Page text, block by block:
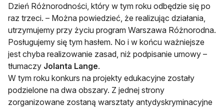
Dzień Różnorodności, który w tym roku odbędzie się po
raz trzeci. – Można powiedzieć, że realizując działania,
utrzymujemy przy życiu program Warszawa Różnorodna.
Posługujemy się tym hasłem. No i w końcu ważniejsze
jest chyba realizowanie zasad, niż podpisanie umowy –
tłumaczy Jolanta Lange.
W tym roku konkurs na projekty edukacyjne zostały
podzielone na dwa obszary. Z jednej strony
zorganizowane zostaną warsztaty antydyskryminacyjne